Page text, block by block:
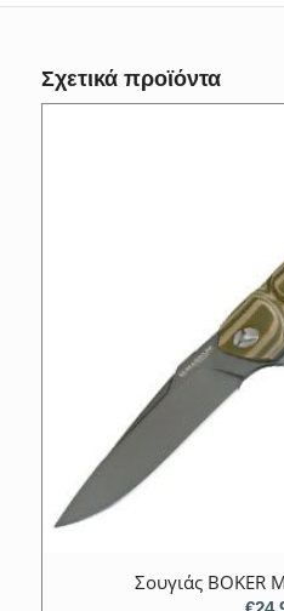
Σχετικά προϊόντα
Σουγιάς BOKER